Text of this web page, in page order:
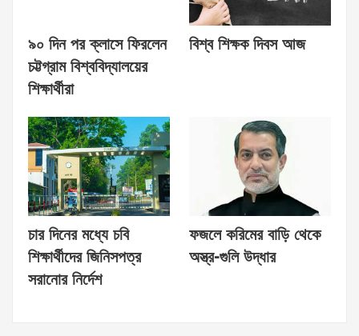
৯০ দিন পর ক্লাসে ফিরলেন
চট্টগ্রাম বিশ্ববিদ্যালয়ের
শিক্ষার্থীরা
বিশ্ব শিক্ষক দিবস আজ
চার দিনের মধ্যে চবি
শিক্ষার্থীদের জিনিসপত্র
সরানোর নির্দেশ
ফজলে করিমের বাড়ি থেকে
অস্ত্র-গুলি উদ্ধার